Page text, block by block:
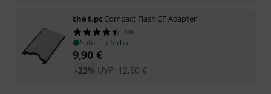
the t.pc Compact Flash CF Adapter
105
Sofort lieferbar
9,90 €
UVP: 12,90 €
-23%